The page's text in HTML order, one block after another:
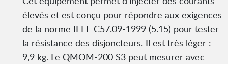
élevés et est conçu pour répondre aux exigences
de la norme IEEE C57.09-1999 (5.15) pour tester
la résistance des disjoncteurs. Il est très léger :
9,9 kg. Le QMOM-200 S3 peut mesurer avec